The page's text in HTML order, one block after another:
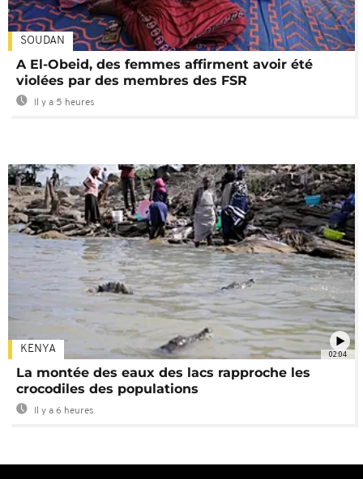
SOUDAN
A El-Obeid, des femmes affirment avoir été
violées par des membres des FSR
Il y a 5 heures
02:04
KENYA
La montée des eaux des lacs rapproche les
crocodiles des populations
Il y a 6 heures